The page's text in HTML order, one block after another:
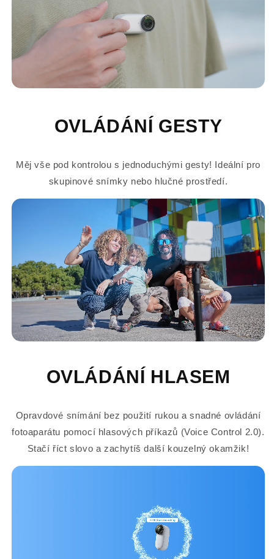
OVLÁDÁNÍ GESTY
Měj vše pod kontrolou s jednoduchými gesty! Ideální pro
skupinové snímky nebo hlučné prostředí.
OVLÁDÁNÍ HLASEM
Opravdové snímání bez použití rukou a snadné ovládání
fotoaparátu pomocí hlasových příkazů (Voice Control 2.0).
Stačí říct slovo a zachytíš další kouzelný okamžik!